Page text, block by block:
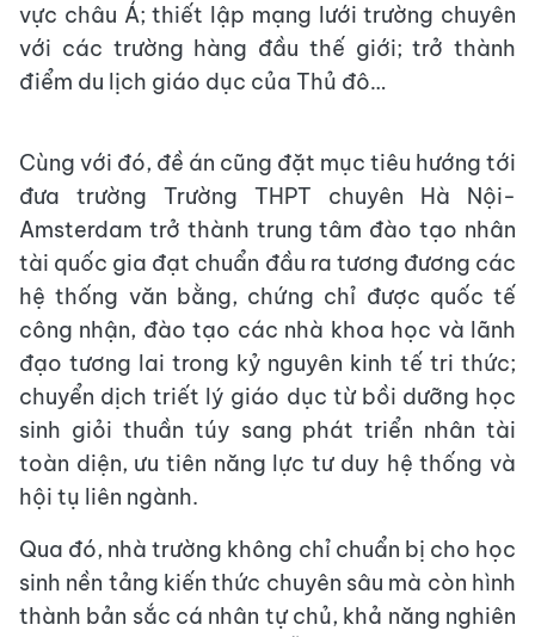
vực châu Á; thiết lập mạng lưới trường chuyên
với các trường hàng đầu thế giới; trở thành
điểm du lịch giáo dục của Thủ đô…
Cùng với đó, đề án cũng đặt mục tiêu hướng tới
đưa trường Trường THPT chuyên Hà Nội-
Amsterdam trở thành trung tâm đào tạo nhân
tài quốc gia đạt chuẩn đầu ra tương đương các
hệ thống văn bằng, chứng chỉ được quốc tế
công nhận, đào tạo các nhà khoa học và lãnh
đạo tương lai trong kỷ nguyên kinh tế tri thức;
chuyển dịch triết lý giáo dục từ bồi dưỡng học
sinh giỏi thuần túy sang phát triển nhân tài
toàn diện, ưu tiên năng lực tư duy hệ thống và
hội tụ liên ngành.
Qua đó, nhà trường không chỉ chuẩn bị cho học
sinh nền tảng kiến thức chuyên sâu mà còn hình
thành bản sắc cá nhân tự chủ, khả năng nghiên